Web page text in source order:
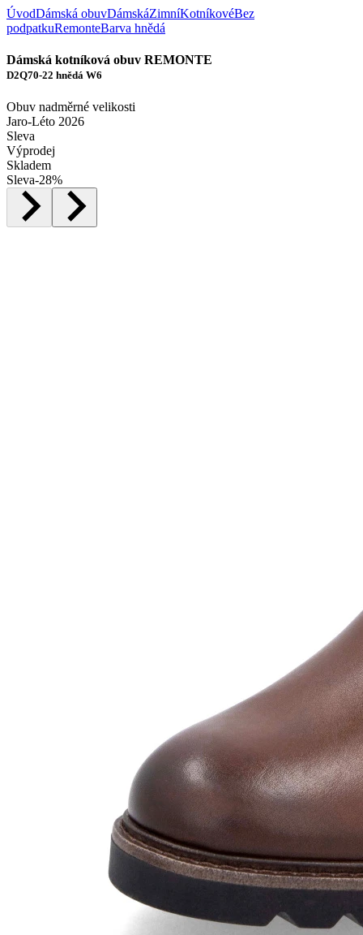
ÚvodDámská obuvDámskáZimníKotníkovéBez
podpatkuRemonteBarva hnědá
Dámská kotníková obuv REMONTE
D2Q70-22 hnědá W6
Obuv nadměrné velikosti
Jaro-Léto 2026
Sleva
Výprodej
Skladem
Sleva-28%